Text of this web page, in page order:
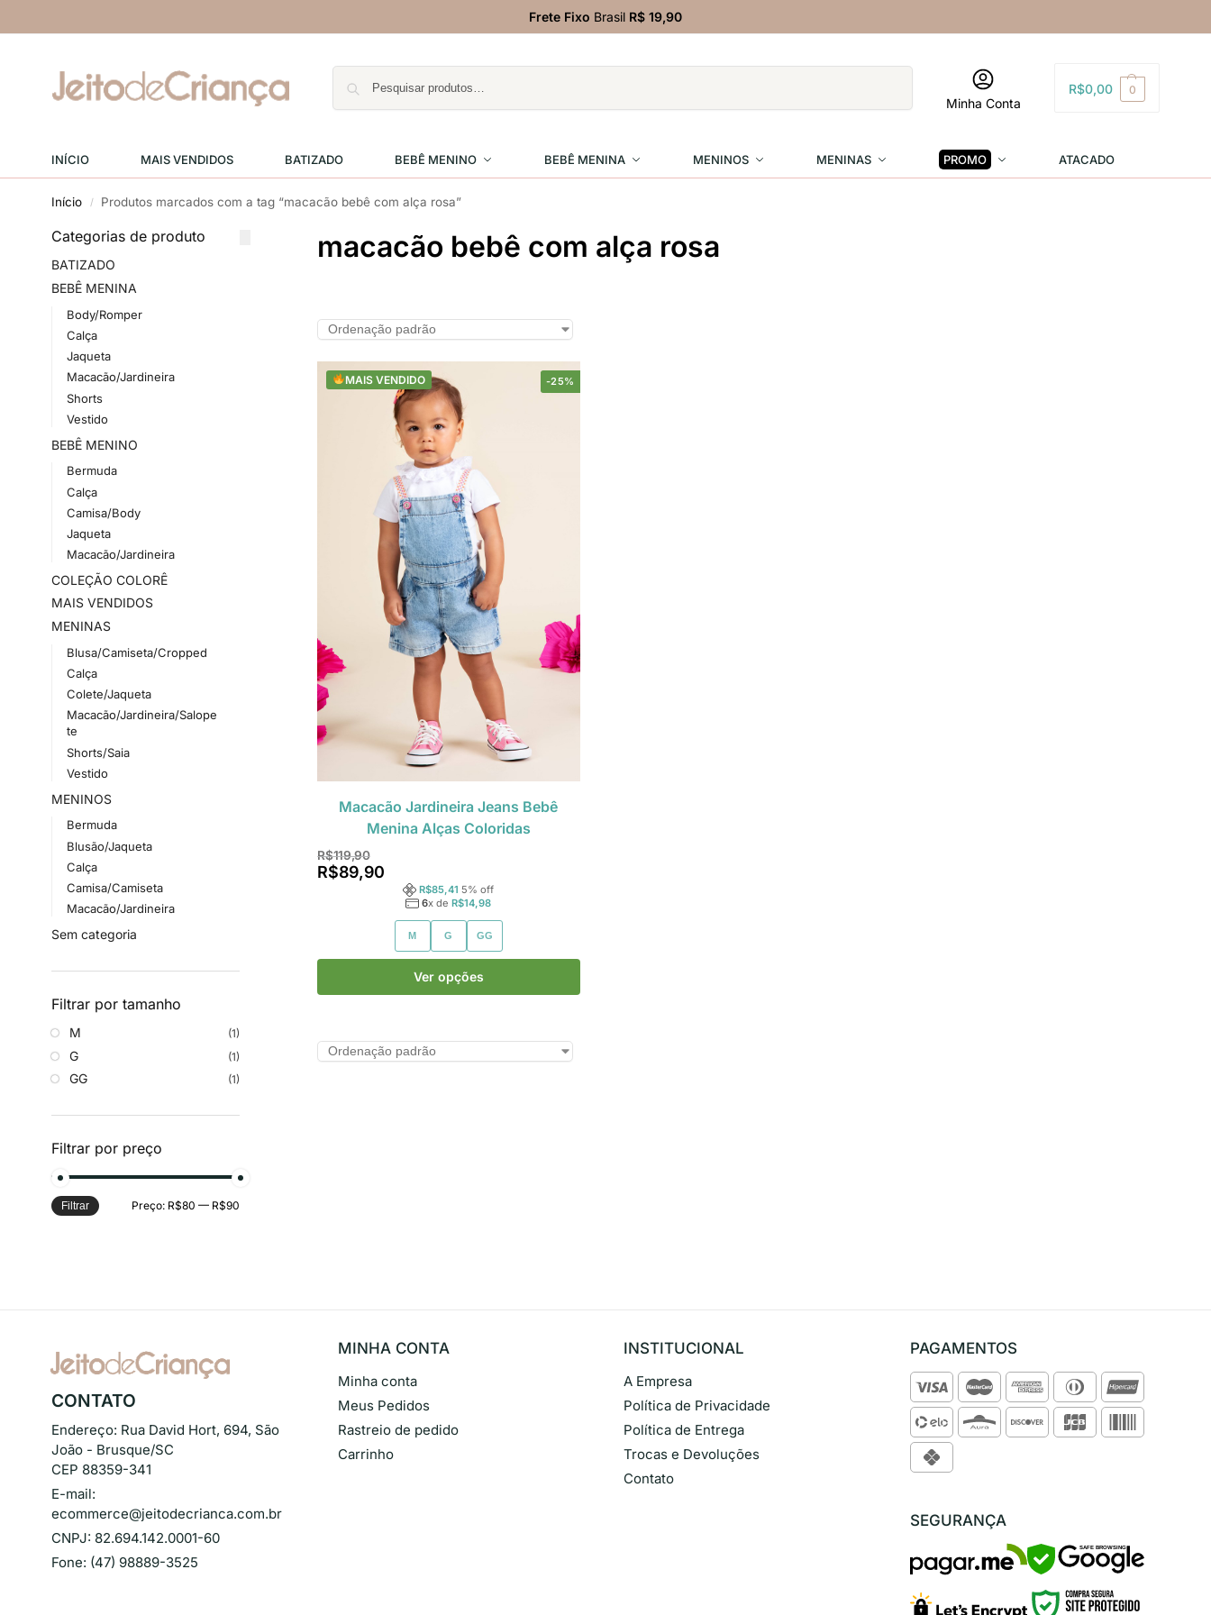
Frete Fixo Brasil R$ 19,90
Minha Conta
R$0,00 0
INÍCIO MAIS VENDIDOS BATIZADO BEBÊ MENINO BEBÊ MENINA MENINOS MENINAS PROMO ATACADO
Início / Produtos marcados com a tag “macacão bebê com alça rosa”
macacão bebê com alça rosa
-25%
MAIS VENDIDO
Macacão Jardineira Jeans Bebê
Menina Alças Coloridas
R$119,90
R$89,90
R$85,41 5% off
6x deR$14,98
M G GG
Ver opções
Categorias de produto
BATIZADO
BEBÊ MENINA
Body/Romper
Calça
Jaqueta
Macacão/Jardineira
Shorts
Vestido
BEBÊ MENINO
Bermuda
Calça
Camisa/Body
Jaqueta
Macacão/Jardineira
COLEÇÃO COLORÊ
MAIS VENDIDOS
MENINAS
Blusa/Camiseta/Cropped
Calça
Colete/Jaqueta
Macacão/Jardineira/Salope
te
Shorts/Saia
Vestido
MENINOS
Bermuda
Blusão/Jaqueta
Calça
Camisa/Camiseta
Macacão/Jardineira
Sem categoria
Filtrar por tamanho
M (1)
G (1)
GG (1)
Filtrar por preço
Filtrar Preço: R$80 — R$90
CONTATO
Endereço: Rua David Hort, 694, São
João - Brusque/SC
CEP 88359-341
E-mail:
ecommerce@jeitodecrianca.com.br
CNPJ: 82.694.142.0001-60
Fone: (47) 98889-3525
MINHA CONTA
Minha conta
Meus Pedidos
Rastreio de pedido
Carrinho
INSTITUCIONAL
A Empresa
Política de Privacidade
Política de Entrega
Trocas e Devoluções
Contato
PAGAMENTOS
SEGURANÇA
SAFE BROWSING